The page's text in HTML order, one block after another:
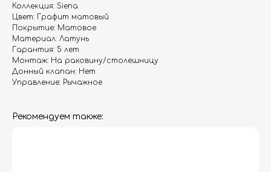
Коллекция: Siena
Цвет: Графит матовый
Покрытие: Матовое
Материал: Латунь
Гарантия: 5 лет
Монтаж: На раковину/столешницу
Донный клапан: Нет
Управление: Рычажное
Рекомендуем также: